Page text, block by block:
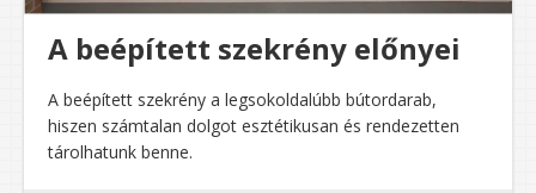
A beépített szekrény előnyei
A beépített szekrény a legsokoldalúbb bútordarab,
hiszen számtalan dolgot esztétikusan és rendezetten
tárolhatunk benne.